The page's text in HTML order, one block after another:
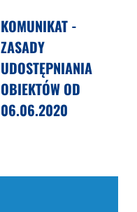
KOMUNIKAT -
ZASADY
UDOSTĘPNIANIA
OBIEKTÓW OD
06.06.2020